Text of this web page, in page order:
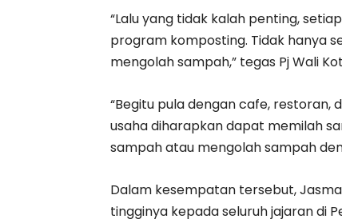
“Lalu yang tidak kalah penting,
program komposting. Tidak hanya
mengolah sampah,” tegas Pj Wali
“Begitu pula dengan cafe, restoran,
usaha diharapkan dapat memilah
sampah atau mengolah sampah
Dalam kesempatan tersebut,
tingginya kepada seluruh jajaran di